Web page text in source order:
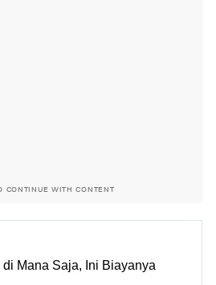
CONTINUE WITH CONTENT
Mana Saja, Ini Biayanya